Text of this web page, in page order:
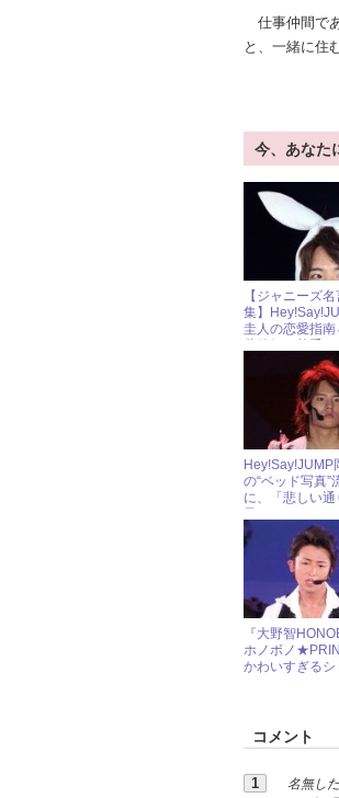
仕事仲間で
と、一緒に住
今、あなた
【ジャニーズ
集】
圭人の恋愛指南
Hey!Say!JUMP
の“ベッド写真”
に、「悲しい通
ワケ
『大野智
ホノボノ
かわいすぎるシ
コメント
名無し